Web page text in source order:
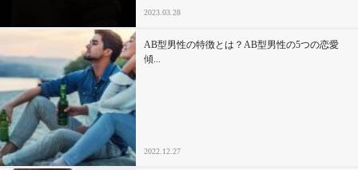
2023.03.28
AB型男性の特徴とは？AB型男性の5つの恋愛
傾...
2022.12.27